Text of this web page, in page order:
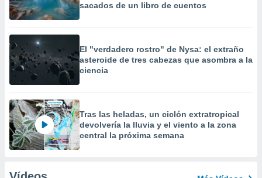
sacados de un libro de cuentos
El "verdadero rostro" de Nysa: el extraño
asteroide de tres cabezas que asombra a la
ciencia
Tras las heladas, un ciclón extratropical
devolvería la lluvia y el viento a la zona
central la próxima semana